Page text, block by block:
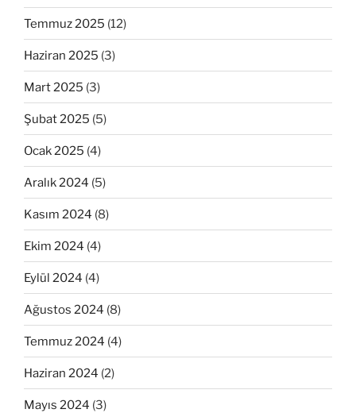
Temmuz 2025 (12)
Haziran 2025 (3)
Mart 2025 (3)
Şubat 2025 (5)
Ocak 2025 (4)
Aralık 2024 (5)
Kasım 2024 (8)
Ekim 2024 (4)
Eylül 2024 (4)
Ağustos 2024 (8)
Temmuz 2024 (4)
Haziran 2024 (2)
Mayıs 2024 (3)